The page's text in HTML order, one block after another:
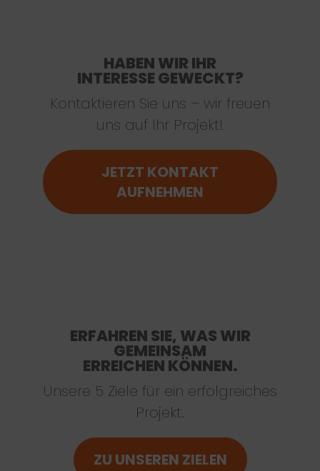
HABEN WIR IHR
INTERESSE GEWECKT?
Kontaktieren Sie uns – wir freuen
uns auf Ihr Projekt!
JETZT KONTAKT
AUFNEHMEN
ERFAHREN SIE, WAS WIR
GEMEINSAM
ERREICHEN KÖNNEN.
Unsere 5 Ziele für ein erfolgreiches
Projekt.
ZU UNSEREN ZIELEN